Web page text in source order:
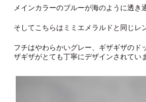
メインカラーのブルーが海のように透き
そしてこちらはミミエメラルドと同じレ
フチはやわらかいグレー、ギザギザのド
ザギザがとても丁寧にデザインされてい